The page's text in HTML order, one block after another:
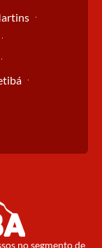
no segmento de